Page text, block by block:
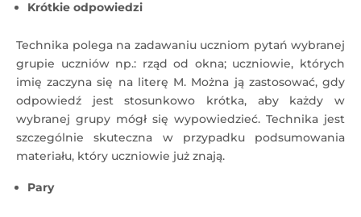
Krótkie odpowiedzi
Technika polega na zadawaniu uczniom pytań wybranej
grupie uczniów np.: rząd od okna; uczniowie, których
imię zaczyna się na literę M. Można ją zastosować, gdy
odpowiedź jest stosunkowo krótka, aby każdy w
wybranej grupy mógł się wypowiedzieć. Technika jest
szczególnie skuteczna w przypadku podsumowania
materiału, który uczniowie już znają.
Pary